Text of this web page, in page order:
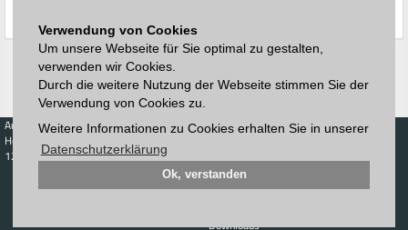
Verwendung von Cookies
Um unsere Webseite für Sie optimal zu gestalten,
verwenden wir Cookies.
Durch die weitere Nutzung der Webseite stimmen Sie der
Verwendung von Cookies zu.
Weitere Informationen zu Cookies erhalten Sie in unserer
Datenschutzerklärung
Ok, verstanden
Auktionen
Höchstzuschläge
123. Auktion
Katalog
Kaufen
Verkaufen
Preisdatenbank
Auktionshaus
Anmelden
Registrieren
Downloads